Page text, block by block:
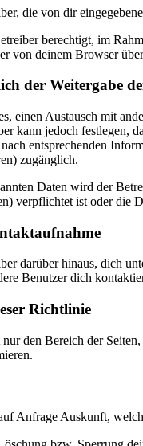
die von dir
berechtigt, im
von deinem Browser
der Weitergabe
einen Austausch mit
kann jedoch festlegen,
nach entsprechenden
zugänglich.
Daten wird der
verpflichtet ist oder die
darüber hinaus, dich
Benutzer dich
Richtlinie
den Bereich der
Anfrage Auskunft,